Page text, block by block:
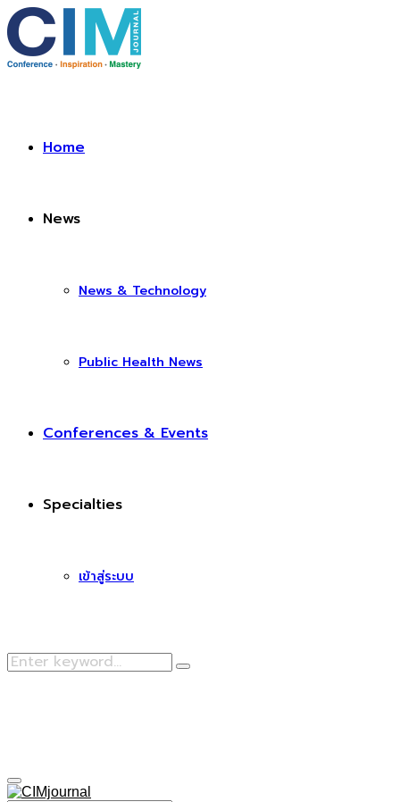
Home
News
News & Technology
Public Health News
Conferences & Events
Specialties
เข้าสู่ระบบ
Search
Search
Primary